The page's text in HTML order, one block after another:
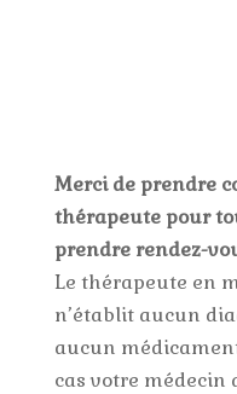
Merci de prendre
thérapeute pour
prendre rendez-
Le thérapeute en
n’établit aucun
aucun
cas votre médecin